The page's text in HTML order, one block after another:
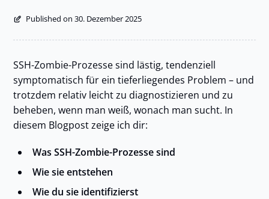
Published on 30. Dezember 2025
SSH-Zombie-Prozesse sind lästig, tendenziell
symptomatisch für ein tieferliegendes Problem – und
trotzdem relativ leicht zu diagnostizieren und zu
beheben, wenn man weiß, wonach man sucht. In
diesem Blogpost zeige ich dir:
Was SSH-Zombie-Prozesse sind
Wie sie entstehen
Wie du sie identifizierst